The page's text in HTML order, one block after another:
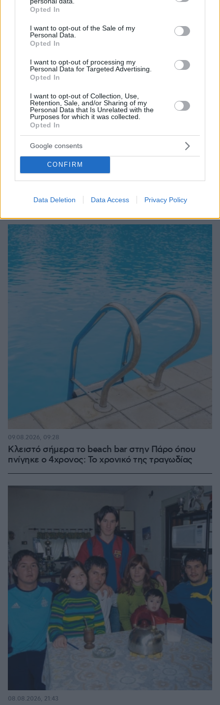
grant or deny consent to Google and its third-party tags to
use your data for below specified purposes in below Google
consent section.
Opted In
I want to opt-out of the Sale of my
Personal Data.
Opted In
I want to opt-out of processing my
Personal Data for Targeted Advertising.
Opted In
I want to opt-out of Collection, Use,
Retention, Sale, and/or Sharing of my
Personal Data that Is Unrelated with the
Purposes for which it was collected.
Opted In
Google consents
CONFIRM
Data Deletion Data Access Privacy Policy
Το σπίτι του τρόμου στο Άινταχο: Η νύχτα που
09.08.2026, 08:33
Κλειστό σήμερα το beach bar στην Πάρο όπου
πνίγηκε ο 4χρονος: Το χρονικό της τραγωδίας
09.08.2026, 09:28
08.08.2026, 21:43